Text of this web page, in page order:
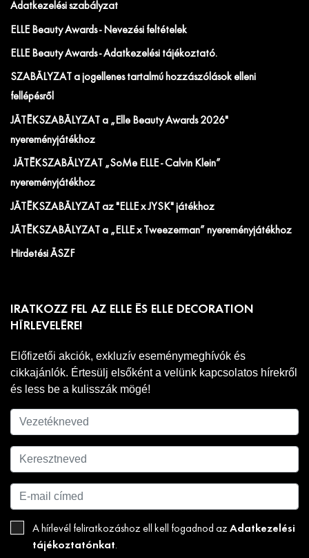
Adatkezelési szabályzat
ELLE Beauty Awards - Nevezési feltételek
ELLE Beauty Awards - Adatkezelési tájékoztató.
SZABÁLYZAT a jogellenes tartalmú hozzászólások elleni
fellépésről
JÁTÉKSZABÁLYZAT a „Elle Beauty Awards 2026"
nyereményjátékhoz
JÁTÉKSZABÁLYZAT „SoMe ELLE - Calvin Klein”
nyereményjátékhoz
JÁTÉKSZABÁLYZAT az "ELLE x JYSK" játékhoz
JÁTÉKSZABÁLYZAT a „ELLE x Tweezerman” nyereményjátékhoz
Hirdetési ÁSZF
IRATKOZZ FEL AZ ELLE ÉS ELLE DECORATION
HÍRLEVELÉRE!
Előfizetői akciók, exkluzív eseménymeghívók és
cikkajánlók. Értesülj elsőként a velünk kapcsolatos hírekről
és less be a kulisszák mögé!
A hírlevél feliratkozáshoz ell kell fogadnod az Adatkezelési
tájékoztatónkat.